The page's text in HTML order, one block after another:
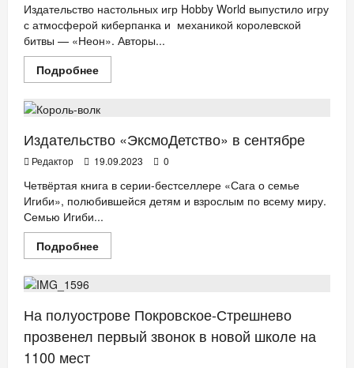
Издательство настольных игр Hobby World выпустило игру
с атмосферой киберпанка и механикой королевской
битвы — «Неон». Авторы...
ПодробнееПрочитать
больше
настольная
в
жанре
королевской
битвы
Издательство «ЭксмоДетство» в сентябре
Редактор 19.09.2023 0
Четвёртая книга в серии-бестселлере «Сага о семье
Игиби», полюбившейся детям и взрослым по всему миру.
Семью Игиби...
ПодробнееПрочитать
больше
сентябре
БИЗНЕС ДЕТИ
На полуострове Покровское-Стрешнево
прозвенел первый звонок в новой школе на
1100 мест